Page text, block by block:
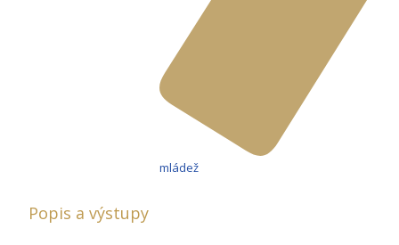
mládež
Popis a výstupy